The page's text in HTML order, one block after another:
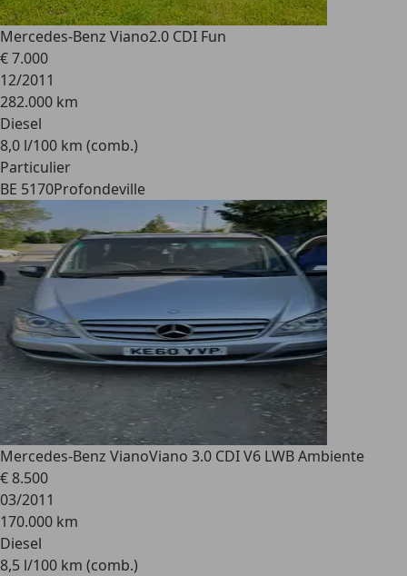
Mercedes-Benz Viano2.0 CDI Fun
€ 7.000
12/2011
282.000 km
Diesel
8,0 l/100 km (comb.)
Particulier
BE 5170Profondeville
Mercedes-Benz VianoViano 3.0 CDI V6 LWB Ambiente
€ 8.500
03/2011
170.000 km
Diesel
8,5 l/100 km (comb.)